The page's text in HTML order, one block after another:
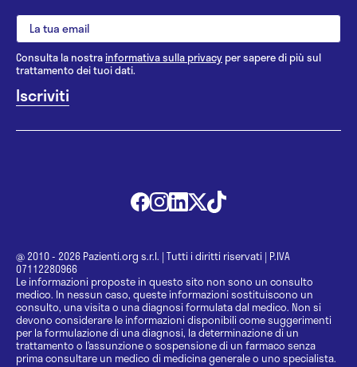
Consulta la nostrainformativa sulla privacy per sapere di più sul
trattamento dei tuoi dati.
@ 2010 - 2026 Pazienti.org s.r.l. | Tutti i diritti riservati | P.IVA
07112280966
Le informazioni proposte in questo sito non sono un consulto
medico. In nessun caso, queste informazioni sostituiscono un
consulto, una visita o una diagnosi formulata dal medico. Non si
devono considerare le informazioni disponibili come suggerimenti
per la formulazione di una diagnosi, la determinazione di un
trattamento o l’assunzione o sospensione di un farmaco senza
prima consultare un medico di medicina generale o uno specialista.